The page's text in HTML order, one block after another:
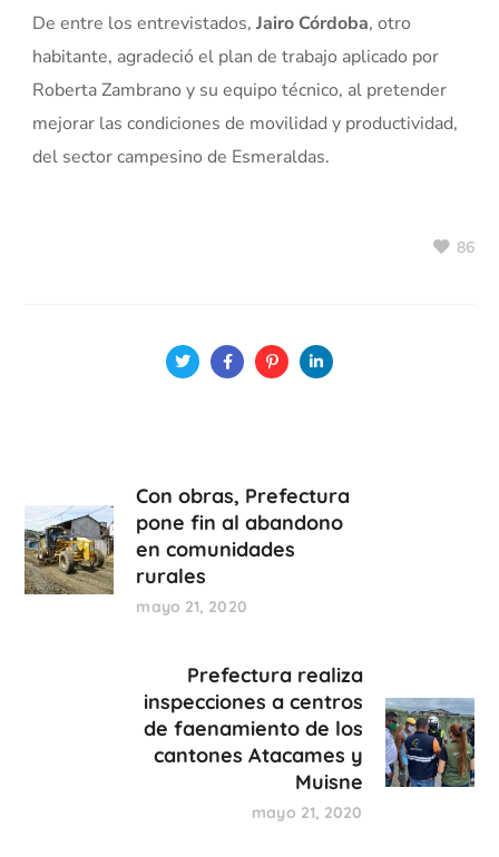
De entre los entrevistados,Jairo Córdoba, otro
habitante, agradeció el plan de trabajo aplicado por
Roberta Zambrano y su equipo técnico, al pretender
mejorar las condiciones de movilidad y productividad,
del sector campesino de Esmeraldas.
86
Con obras, Prefectura
pone fin al abandono
en comunidades
rurales
mayo 21, 2020
Prefectura realiza
inspecciones a centros
de faenamiento de los
cantones Atacames y
Muisne
mayo 21, 2020